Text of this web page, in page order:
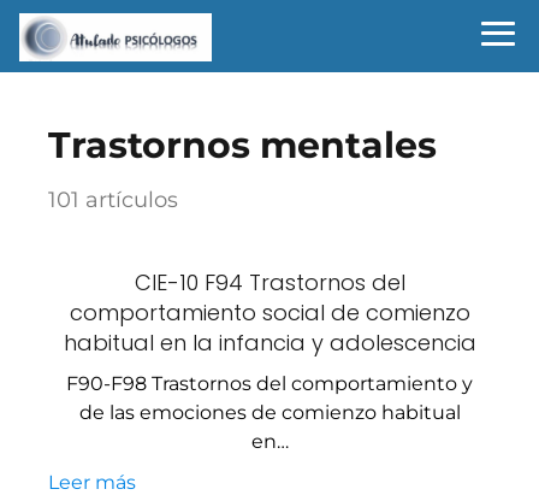
Trastornos mentales
101 artículos
CIE-10 F94 Trastornos del
comportamiento social de comienzo
habitual en la infancia y adolescencia
F90-F98 Trastornos del comportamiento y
de las emociones de comienzo habitual
en…
Leer más